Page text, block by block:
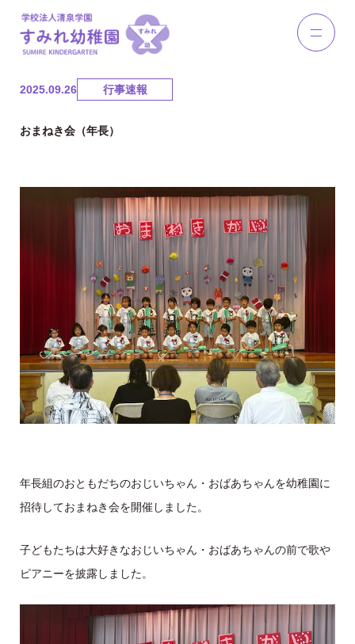
2025.09.26 行事速報
おまねき会（年長）
年長組のおともだちのおじいちゃん・おばあちゃんを幼稚園に
招待しておまねき会を開催しました。
子どもたちは大好きなおじいちゃん・おばあちゃんの前で歌や
ピアニーを披露しました。